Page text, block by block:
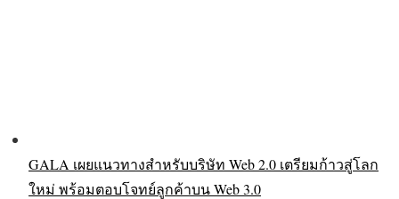
GALA เผยแนวทางสำหรับบริษัท Web 2.0 เตรียมก้าวสู่โลก
ใหม่ พร้อมตอบโจทย์ลูกค้าบน Web 3.0